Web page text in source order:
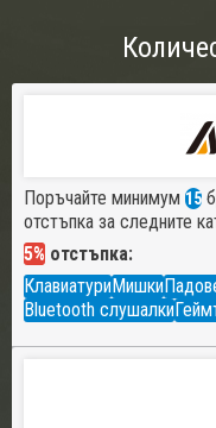
Поръчайте минимум 15
отстъпка за следните
5% отстъпка:
КлавиатуриМишки
Bluetooth слушалки